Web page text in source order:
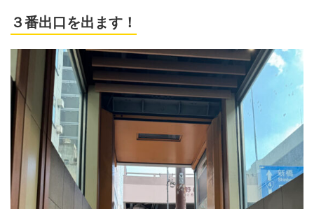
３番出口を出ます！